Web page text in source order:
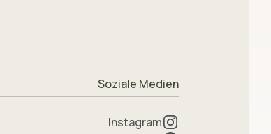
Soziale Medien
Instagram